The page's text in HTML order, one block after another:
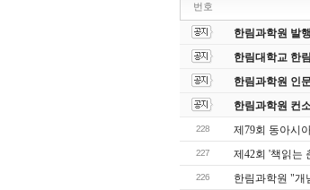
번호
한림과학원 발
한림대학교 한
한림과학원 인
한림과학원 컨
228 제79회 동아시
227 제42회 '책읽는
226 한림과학원 "개